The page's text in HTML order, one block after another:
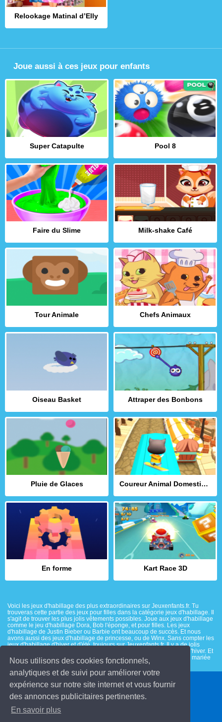
Nous utilisons des cookies fonctionnels,
analytiques et de suivi pour améliorer votre
expérience sur notre site internet et vous fournir
des annonces publicitaires pertinentes.
En savoir plus
Relookage Matinal d’Elly
Joue aussi à ces jeux pour enfants
Super Catapulte Pool 8
Faire du Slime Milk-shake Café
Tour Animale Chefs Animaux
Oiseau Basket Attraper des Bonbons
Pluie de Glaces Coureur Animal Domestique
En forme Kart Race 3D
Voici les jeux d'habillage des plus extraordinaires sur Jeuxenfants.fr. Tu
trouveras cette partie des jeux pour filles dans la catégorie jeux d'habillage. Il
s'agit de trouver les plus jolis vêtements possibles. Joue aux jeux d'habillage
comme le jeu d'habillage Dora, Bob l'éponge, et pour filles. Les jeux
d'habillage de Justin Bieber ou Barbie ont beaucoup de succès. Et nous
avons aussi des jeux d'habillage de princesse, ou de Winx. Sans compter les
jeux d'habillage d'hiver et d'été, toujours sur Jeuxenfants.fr. Il y a de jolis
maillots de bain pour l'été, et de beaux manteaux bien chauds pour l'hiver. Et
si tu pensais aux jeux d'habillage pour un mariage ? Pour habiller la mariée
et le marié ?
© 2026 Jeuxenfants.fr
Contact